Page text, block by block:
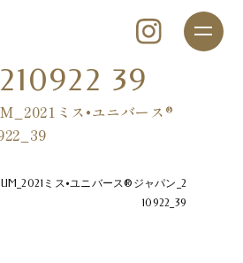
39
ミス•ユニバース®
ミス•ユニバース®ジャパン_2
10922_39